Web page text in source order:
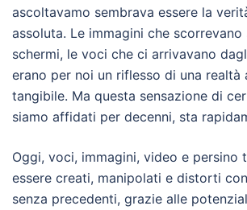
ascoltavamo sembrava essere la
assoluta. Le immagini che scorrevano
schermi, le voci che ci arrivavano
erano per noi un riflesso di una realtà
tangibile. Ma questa sensazione di
siamo affidati per decenni, sta
Oggi, voci, immagini, video e persino
essere creati, manipolati e distorti
senza precedenti, grazie alle